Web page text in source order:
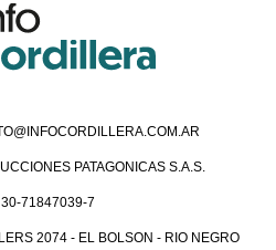
PATAGONICAS S.A.S.
30-71847039-7
2074 - EL BOLSON - RIO NEGRO